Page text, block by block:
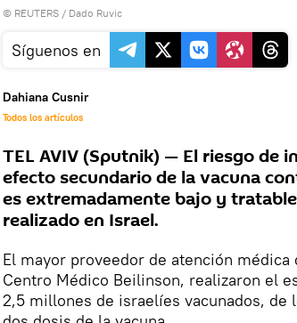
© REUTERS / Dado Ruvic
Síguenos en
Dahiana Cusnir
Todos los artículos
TEL AVIV (Sputnik) — El riesgo de
efecto secundario de la vacuna
es extremadamente bajo y
realizado en Israel.
El mayor proveedor de atención
Centro Médico Beilinson, realizaron el
2,5 millones de israelíes vacunados, de